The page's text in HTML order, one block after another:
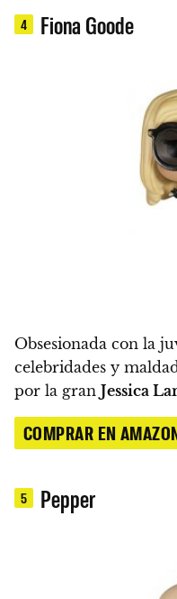
4 Fiona Goode
Obsesionada con la
celebridades y
por la gran Jessica
COMPRAR EN
5 Pepper